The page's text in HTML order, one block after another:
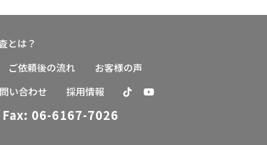
とは？
ご依頼後の流れ
お客様の声
い合わせ
採用情報
Fax: 06-6167-7026